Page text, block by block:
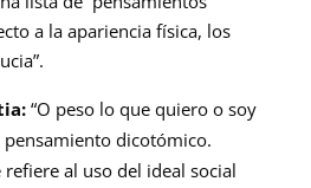
a la apariencia física, los
“O peso lo que quiero o soy
dicotómico.
al uso del ideal social